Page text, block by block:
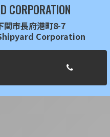
CORPORATION
関市長府港町8-7
Corporation